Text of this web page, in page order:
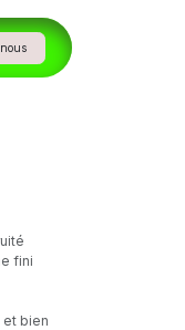
fini
et bien